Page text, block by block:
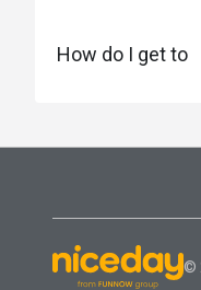
How do I get to
©